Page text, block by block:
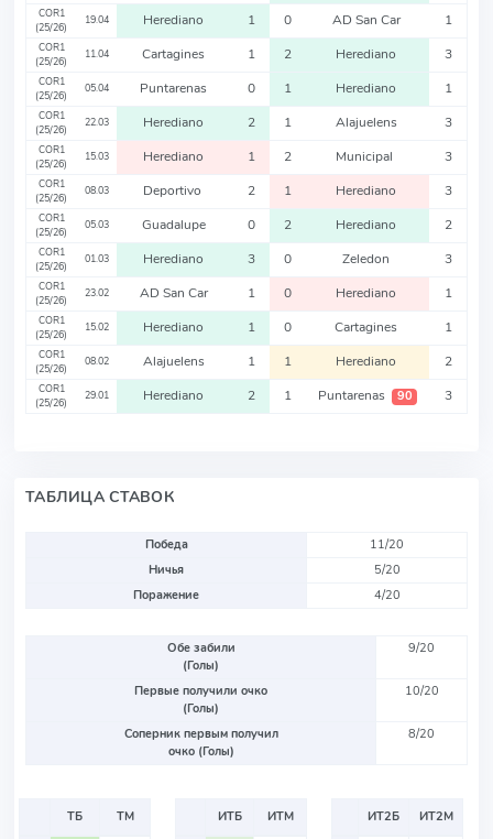
COR1
(25/26)
19.04 Herediano 1 0 AD San Car 1
COR1
(25/26)
11.04 Cartagines 1 2 Herediano 3
COR1
(25/26)
05.04 Puntarenas 0 1 Herediano 1
COR1
(25/26)
22.03 Herediano 2 1 Alajuelens 3
COR1
(25/26)
15.03 Herediano 1 2 Municipal 3
COR1
(25/26)
08.03 Deportivo 2 1 Herediano 3
COR1
(25/26)
05.03 Guadalupe 0 2 Herediano 2
COR1
(25/26)
01.03 Herediano 3 0 Zeledon 3
COR1
(25/26)
23.02 AD San Car 1 0 Herediano 1
COR1
(25/26)
15.02 Herediano 1 0 Cartagines 1
COR1
(25/26)
08.02 Alajuelens 1 1 Herediano 2
COR1
(25/26)
29.01 Herediano 2 1 Puntarenas 90 3
ТАБЛИЦА СТАВОК
Победа
11/20
Ничья
5/20
Поражение
4/20
Обе забили
(Голы)
9/20
Первые получили очко
(Голы)
10/20
Соперник первым получил
очко (Голы)
8/20
ТБ
ТМ
ИТБ
ИТМ
ИТ2Б
ИТ2М